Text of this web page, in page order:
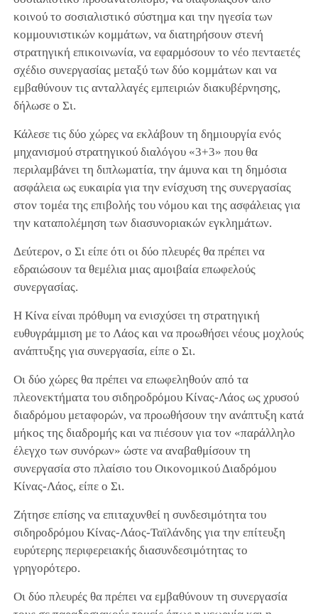
κοινού το σοσιαλιστικό σύστημα και την ηγεσία των
κομμουνιστικών κομμάτων, να διατηρήσουν στενή
στρατηγική επικοινωνία, να εφαρμόσουν το νέο πενταετές
σχέδιο συνεργασίας μεταξύ των δύο κομμάτων και να
εμβαθύνουν τις ανταλλαγές εμπειριών διακυβέρνησης,
δήλωσε ο Σι.
Κάλεσε τις δύο χώρες να εκλάβουν τη δημιουργία ενός
μηχανισμού στρατηγικού διαλόγου «3+3» που θα
περιλαμβάνει τη διπλωματία, την άμυνα και τη δημόσια
ασφάλεια ως ευκαιρία για την ενίσχυση της συνεργασίας
στον τομέα της επιβολής του νόμου και της ασφάλειας για
την καταπολέμηση των διασυνοριακών εγκλημάτων.
Δεύτερον, ο Σι είπε ότι οι δύο πλευρές θα πρέπει να
εδραιώσουν τα θεμέλια μιας αμοιβαία επωφελούς
συνεργασίας.
Η Κίνα είναι πρόθυμη να ενισχύσει τη στρατηγική
ευθυγράμμιση με το Λάος και να προωθήσει νέους μοχλούς
ανάπτυξης για συνεργασία, είπε ο Σι.
Οι δύο χώρες θα πρέπει να επωφεληθούν από τα
πλεονεκτήματα του σιδηροδρόμου Κίνας-Λάος ως χρυσού
διαδρόμου μεταφορών, να προωθήσουν την ανάπτυξη κατά
μήκος της διαδρομής και να πιέσουν για τον «παράλληλο
έλεγχο των συνόρων» ώστε να αναβαθμίσουν τη
συνεργασία στο πλαίσιο του Οικονομικού Διαδρόμου
Κίνας-Λάος, είπε ο Σι.
Ζήτησε επίσης να επιταχυνθεί η συνδεσιμότητα του
σιδηροδρόμου Κίνας-Λάος-Ταϊλάνδης για την επίτευξη
ευρύτερης περιφερειακής διασυνδεσιμότητας το
γρηγορότερο.
Οι δύο πλευρές θα πρέπει να εμβαθύνουν τη συνεργασία